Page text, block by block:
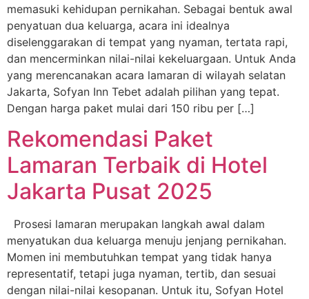
memasuki kehidupan pernikahan. Sebagai bentuk awal
penyatuan dua keluarga, acara ini idealnya
diselenggarakan di tempat yang nyaman, tertata rapi,
dan mencerminkan nilai-nilai kekeluargaan. Untuk Anda
yang merencanakan acara lamaran di wilayah selatan
Jakarta, Sofyan Inn Tebet adalah pilihan yang tepat.
Dengan harga paket mulai dari 150 ribu per […]
Rekomendasi Paket
Lamaran Terbaik di Hotel
Jakarta Pusat 2025
Prosesi lamaran merupakan langkah awal dalam
menyatukan dua keluarga menuju jenjang pernikahan.
Momen ini membutuhkan tempat yang tidak hanya
representatif, tetapi juga nyaman, tertib, dan sesuai
dengan nilai-nilai kesopanan. Untuk itu, Sofyan Hotel